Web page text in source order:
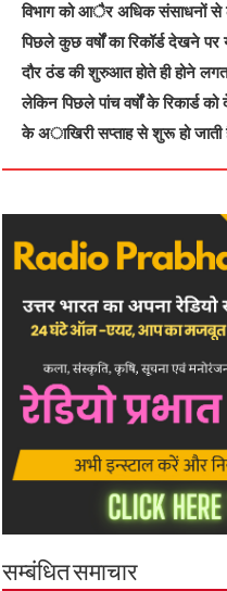
विभाग को आैर अधिक संसाधनों से
पिछले कुछ वर्षों का रिकॉर्ड देखने
दौर ठंड की शुरुआत होते ही होने
लेकिन पिछले पांच वर्षों के रिकार्ड
के अाखिरी सप्ताह से शुरू हो जाती
सम्बंधित समाचार